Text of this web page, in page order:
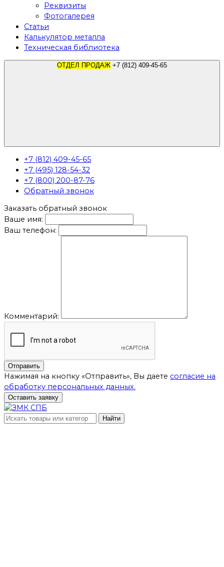
Реквизиты
Фотогалерея
Статьи
Калькулятор металла
Техническая библиотека
ОТДЕЛ ПРОДАЖ
+7 (812) 409-45-65
+7 (495) 128-54-32
+7 (800) 200-87-76
Обратный звонок
Заказать обратный звонок
Ваше имя:
Ваш телефон:
Комментарий:
Отправить
Нажимая на кнопку «Отправить», Вы даете согласие на
обработку персональных данных.
Оставить заявку
Найти